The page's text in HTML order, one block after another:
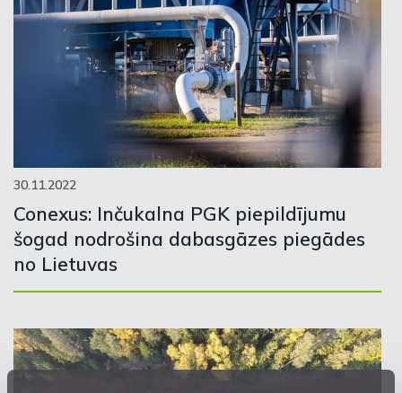
30.11.2022
Conexus: Inčukalna PGK piepildījumu
šogad nodrošina dabasgāzes piegādes
no Lietuvas